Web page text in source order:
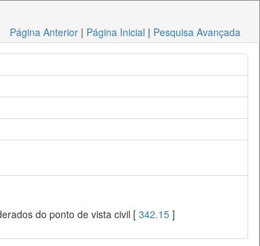
Página Anterior | Página Inicial | Pesquisa Avançada
do ponto de vista civil [ 342.15 ]